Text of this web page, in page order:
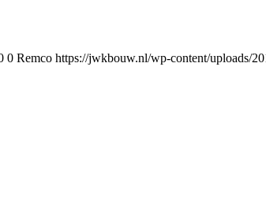
0 Remco https://jwkbouw.nl/wp-content/uploads/